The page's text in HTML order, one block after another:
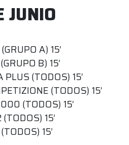
JUNIO
A) 15’
B) 15’
(TODOS) 15’
(TODOS) 15’
(TODOS) 15’
15’
15’